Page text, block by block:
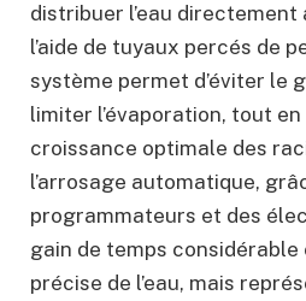
distribuer l’eau directement
l’aide de tuyaux percés de
système permet d’éviter le
limiter l’évaporation, tout
croissance optimale des
l’arrosage automatique,
programmateurs et des
gain de temps considérable
précise de l’eau, mais